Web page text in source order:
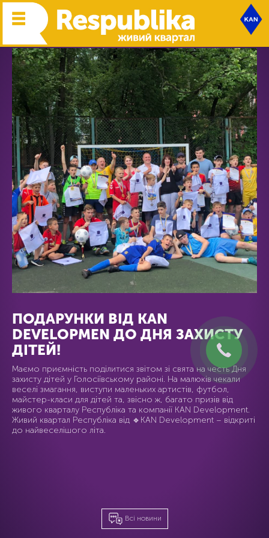
ПОДАРУНКИ ВІД KAN
DEVELOPMEN ДО ДНЯ ЗАХИСТУ
ДІТЕЙ!
Маємо приємність поділитися звітом зі свята на честь Дня
захисту дітей у Голосіївському районі. На малюків чекали
веселі змагання, виступи маленьких артистів, футбол,
майстер-класи для дітей та, звісно ж, багато призів від
живого кварталу Республіка та компанії KAN Development.
Живий квартал Республіка від 🔹KAN Development – відкриті
до найвеселішого літа.
Всі новини